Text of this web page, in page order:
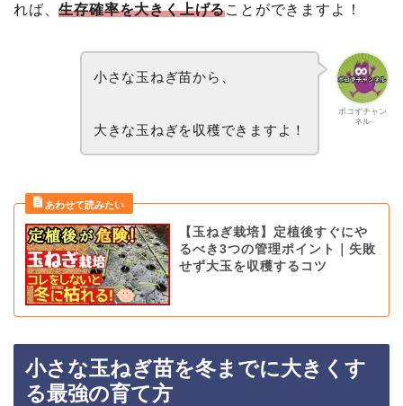
れば、生存確率を大きく上げることができますよ！
ポコずチャン
ネル
小さな玉ねぎ苗から、
大きな玉ねぎを収穫できますよ！
【玉ねぎ栽培】定植後すぐにや
るべき3つの管理ポイント｜失敗
せず大玉を収穫するコツ
小さな玉ねぎ苗を冬までに大きくす
る最強の育て方